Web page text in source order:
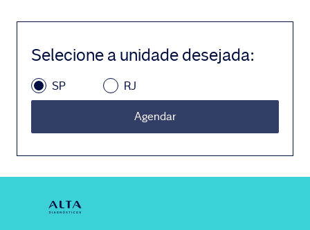
Selecione a unidade desejada:
SP RJ
Agendar